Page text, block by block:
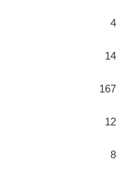
4
14
167
12
8